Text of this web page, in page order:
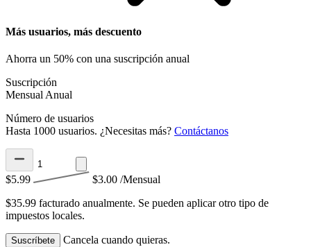
Más usuarios, más descuento
Ahorra un 50% con una suscripción anual
Suscripción
Mensual Anual
Número de usuarios
Hasta 1000 usuarios. ¿Necesitas más? Contáctanos
$5.99 $3.00 /Mensual
$35.99 facturado anualmente. Se pueden aplicar otro tipo de
impuestos locales.
Suscríbete Cancela cuando quieras.